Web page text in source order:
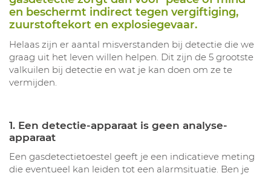
en beschermt indirect tegen vergiftiging,
zuurstoftekort en explosiegevaar.
Helaas zijn er aantal misverstanden bij detectie die we
graag uit het leven willen helpen. Dit zijn de 5 grootste
valkuilen bij detectie en wat je kan doen om ze te
vermijden.
1. Een detectie-apparaat is geen analyse-
apparaat
Een gasdetectietoestel geeft je een indicatieve meting
die eventueel kan leiden tot een alarmsituatie. Ben je